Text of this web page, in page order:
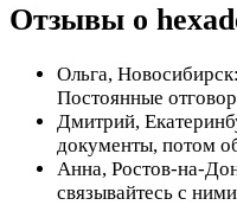
Отзывы о
Ольга,
Постоянные
Дмитрий,
документы, потом
Анна, Ростов-на-
связывайтесь с